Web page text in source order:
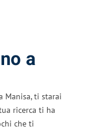
a
Manisa, ti starai
ricerca ti ha
che ti